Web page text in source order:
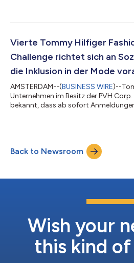
Fall 2022 Kollektion präsentieren
Markenwelt eintauchen lässt. Das
11. September um 19.00 Uhr EDT
Vierte Tommy Hilfiger
Challenge richtet sich an
die Inklusion in der Mode
AMSTERDAM--(BUSINESS WIRE)--
Unternehmen im Besitz der PVH
bekannt, dass ab sofort
(Nichts verschwenden und alle
und unterstützt neue Stimmen in der
Unternehmertums, die skalierbare und
Back to Newsroom
Wish your
this kind